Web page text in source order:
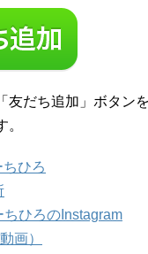
友だち追加」ボタン
ひろ
ひろのInstagram
画）